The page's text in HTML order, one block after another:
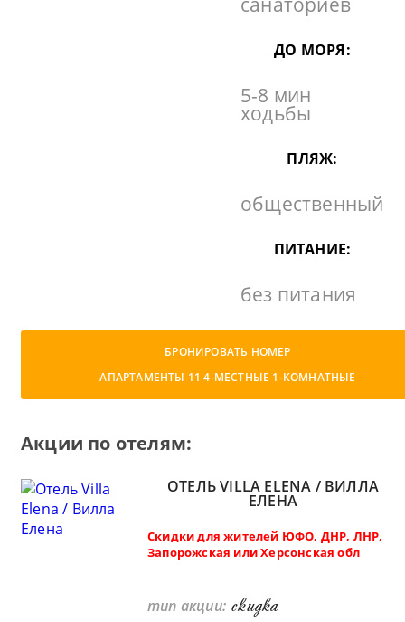
ДО МОРЯ:
5-8 мин
ходьбы
ПЛЯЖ:
общественный
ПИТАНИЕ:
без питания
БРОНИРОВАТЬ НОМЕР
АПАРТАМЕНТЫ 11 4-МЕСТНЫЕ 1-КОМНАТНЫЕ
Акции по отелям:
ОТЕЛЬ VILLA ELENA / ВИЛЛА
ЕЛЕНА
Скидки для жителей ЮФО, ДНР, ЛНР,
Запорожская или Херсонская обл
тип акции: скидка